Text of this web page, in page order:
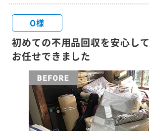
O様
初めての不用品回収を安心して
お任せできました